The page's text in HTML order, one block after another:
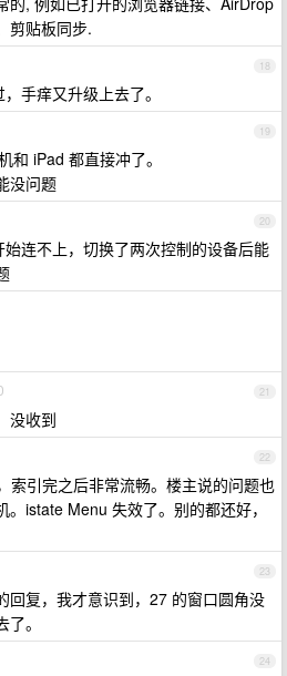
剪贴板同步.
18
手痒又升级上去了。
19
和 iPad 都直接冲了。
没问题
20
连不上，切换了两次控制的设备后能
21
没收到
22
索引完之后非常流畅。楼主说的问题也
istate Menu 失效了。别的都还好，
23
回复，我才意识到，27 的窗口圆角没
。
24